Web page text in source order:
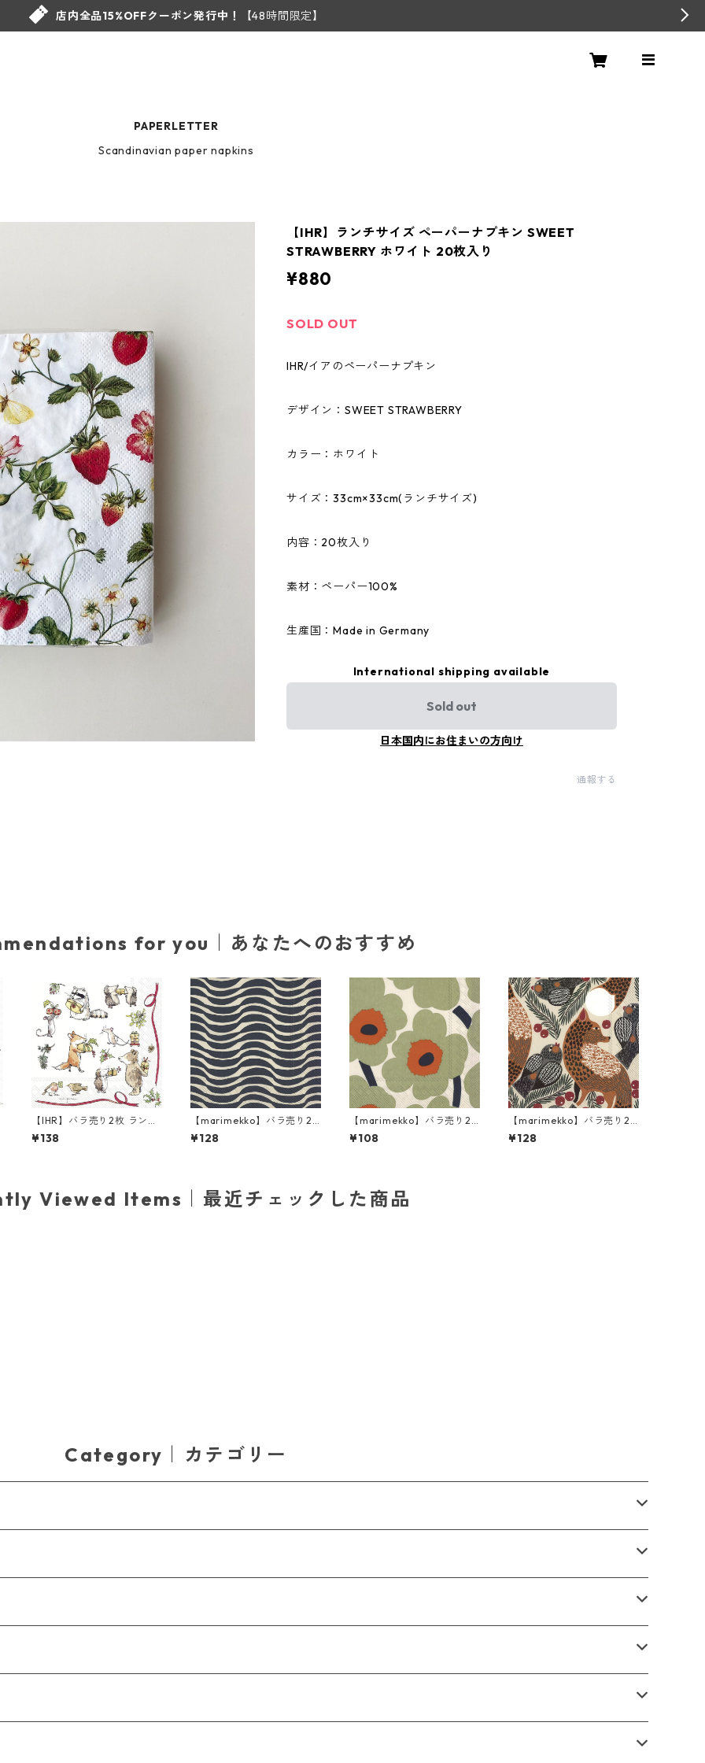
店内全品15%OFFクーポン発行中！ 【48時間限定】
PAPERLETTER
Scandinavian paper napkins
【IHR】ランチサイズ ペーパーナプキン SWEET
STRAWBERRY ホワイト 20枚入り
¥880
SOLD OUT
IHR/イアのペーパーナプキン
デザイン：SWEET STRAWBERRY
カラー：ホワイト
サイズ：33cm×33cm(ランチサイズ)
内容：20枚入り
素材：ペーパー100%
生産国：Made in Germany
International shipping available
Sold out
日本国内にお住まいの方向け
通報する
for you｜あなたへのおすすめ
【IHR】バラ売り2枚 ランチ
サイズ ペーパーナプキン PR
ESENT FOR YOU ホワイト
¥138
【marimekko】バラ売り2
枚 ランチサイズ ペーパーナ
プキン PALKO クリームxブ
¥128
【marimekko】バラ売り2
枚 カクテルサイズ ペーパー
ナプキン UNIKKO クリームx
¥108
【marimekko】バラ売り2
枚 ランチサイズ ペーパーナ
プキン KETUNMARJA リネ
¥128
Viewed Items｜最近チェックした商品
Category｜カテゴリー